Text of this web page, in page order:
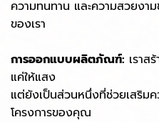
ความทนทาน และความสวยงา
ของเรา
การออกแบบผลิตภัณฑ์: เราส
แค่ให้แสง
แต่ยังเป็นส่วนหนึ่งที่ช่วยเสริม
โครงการของคุณ